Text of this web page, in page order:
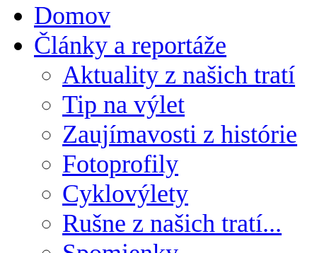
Domov
Články a reportáže
Aktuality z našich tratí
Tip na výlet
Zaujímavosti z histórie
Fotoprofily
Cyklovýlety
Rušne z našich tratí...